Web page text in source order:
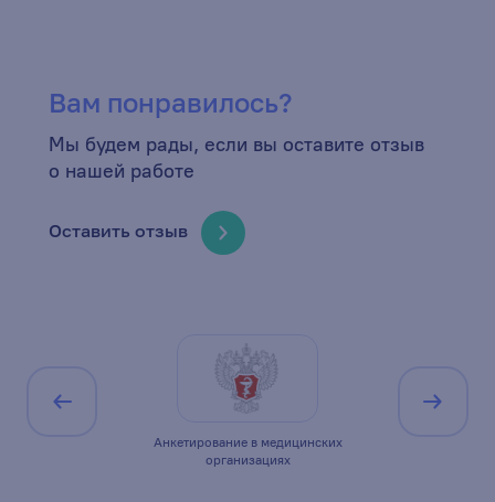
Вам понравилось?
Мы будем рады, если вы оставите отзыв
о нашей работе
Оставить отзыв
Анкетирование в медицинских
организациях